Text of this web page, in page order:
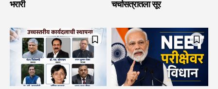
भरारी
चर्चासत्रातला सूर